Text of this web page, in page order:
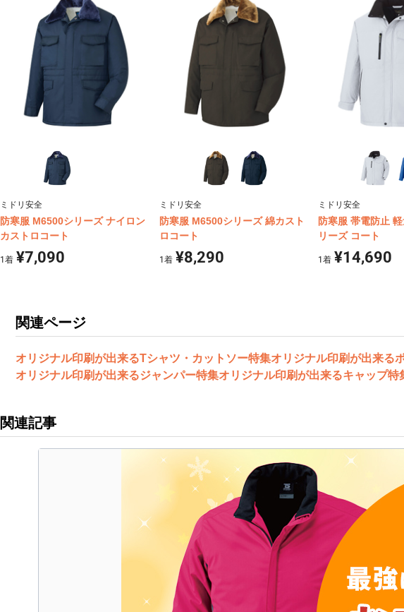
ミドリ安全
防寒服 M6500シリーズ ナイロン
カストロコート
1 着 ¥7,090
ミドリ安全
防寒服 M6500シリーズ 綿カスト
ロコート
1 着 ¥8,290
ミドリ安全
防寒服 帯電防止
リーズ コート
1着 ¥14,690
関連ページ
オリジナル印刷が出来るTシャツ・カットソー特集オリジナル印刷が出来る
オリジナル印刷が出来るジャンパー特集オリジナル印刷が出来るキャップ特
関連記事